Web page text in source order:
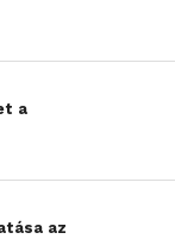
a
az